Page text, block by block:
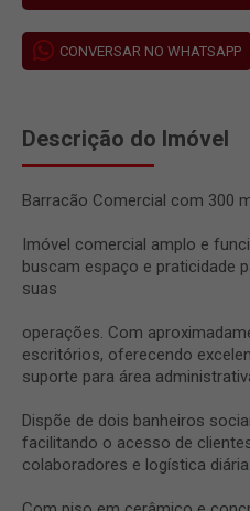
CONVERSAR NO WHATSAPP
Descrição do Imóvel
Barracão Comercial com 300
Imóvel comercial amplo e
buscam espaço e praticidade
suas
operações. Com
escritórios, oferecendo
suporte para área
Dispõe de dois banheiros
facilitando o acesso de
colaboradores e logística diária.